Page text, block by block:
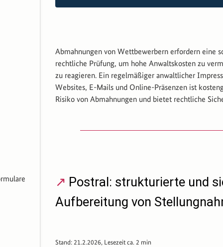
Abmahnungen von Wettbewerbern erfordern eine
rechtliche Prüfung, um hohe Anwaltskosten zu
zu reagieren. Ein regelmäßiger anwaltlicher
Websites, E-Mails und Online-Präsenzen ist
Risiko von Abmahnungen und bietet rechtliche
Postral: strukturierte und
Aufbereitung von
Stand: 21.2.2026, Lesezeit ca. 2 min